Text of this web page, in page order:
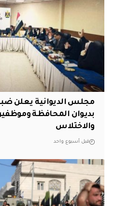
مجلس الديوانية يعلن
بديوان المحافظة
والاختلاس
قبل أسبوع واحد